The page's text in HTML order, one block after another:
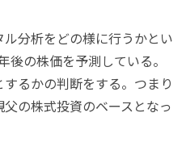
分析をどの様に行うかとい
後の株価を予測している。
るかの判断をする。つまり
の株式投資のベースとなっ